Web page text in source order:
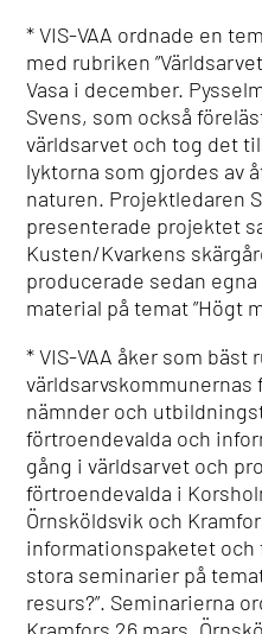
* VIS-VAA ordnade en
med rubriken
Vasa i december.
Svens, som också
världsarvet och tog det
lyktorna som gjordes av
naturen. Projektledaren
presenterade projektet
Kusten/Kvarkens
producerade sedan
material på temat ”Högt
* VIS-VAA åker som bäst
nämnder och
förtroendevalda och
gång i världsarvet och
förtroendevalda i
Örnsköldsvik och
informationspaketet och
stora seminarier på
resurs?”. Seminarierna